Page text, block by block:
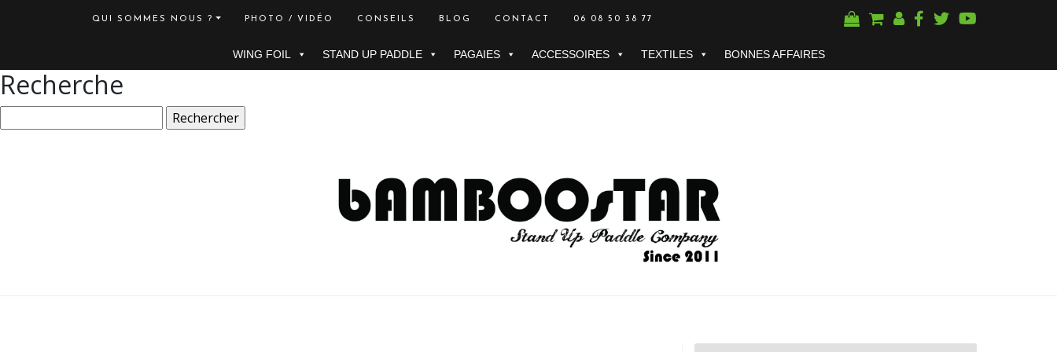
QUI SOMMES NOUS ? PHOTO / VIDÉO CONSEILS BLOG CONTACT 06 08 50 38 77
WING FOIL STAND UP PADDLE PAGAIES ACCESSOIRES TEXTILES BONNES AFFAIRES
Recherche